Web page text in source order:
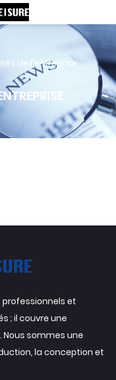
de l'entreprise
et
; il couvre une
Nous sommes une
la conception et